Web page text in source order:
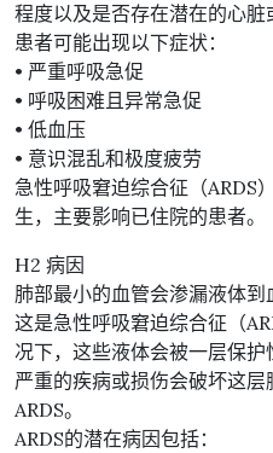
程度以及是否存在潜在的心脏
患者可能出现以下症状：
• 严重呼吸急促
• 呼吸困难且异常急促
• 低血压
• 意识混乱和极度疲劳
急性呼吸窘迫综合征（ARDS
生，主要影响已住院的患者。
H2 病因
肺部最小的血管会渗漏液体到
这是急性呼吸窘迫综合征（
况下，这些液体会被一层保护
严重的疾病或损伤会破坏这
ARDS。
ARDS的潜在病因包括：